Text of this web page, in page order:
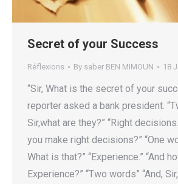
Secret of your Success
Réflexions By saber BEN MIMOUN 18
“Sir, What is the secret of your
reporter asked a bank president.
Sir,what are they?” “Right
you make right decisions?” “One
What is that?” “Experience.” “And
Experience?” “Two words” “And,